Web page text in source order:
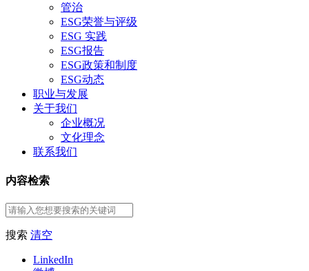
管治
ESG荣誉与评级
ESG 实践
ESG报告
ESG政策和制度
ESG动态
职业与发展
关于我们
企业概况
文化理念
联系我们
内容检索
搜索 清空
LinkedIn